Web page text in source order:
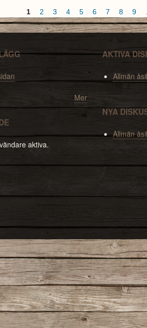
1 2 3 4 5 6 7 8 9
Mer
aktiva.
AKTIVA
Allmän
NYA
Allmän